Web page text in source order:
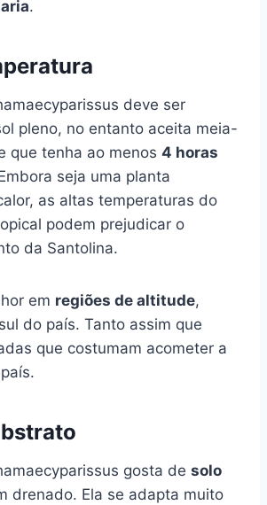
.
deve ser
pleno, no entanto aceita meia-
que tenha ao menos 4 horas
seja uma planta
as altas temperaturas do
podem prejudicar o
da Santolina.
em regiões de altitude,
do país. Tanto assim que
que costumam acometer a
gosta de solo
drenado. Ela se adapta muito